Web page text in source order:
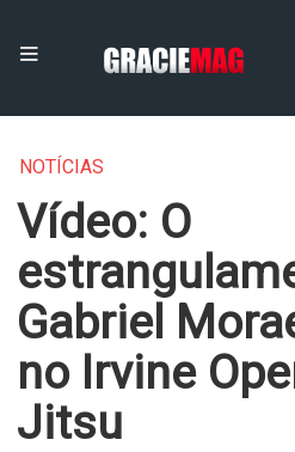
NOTÍCIAS
Vídeo: O
Gabriel
no Irvine
Jitsu